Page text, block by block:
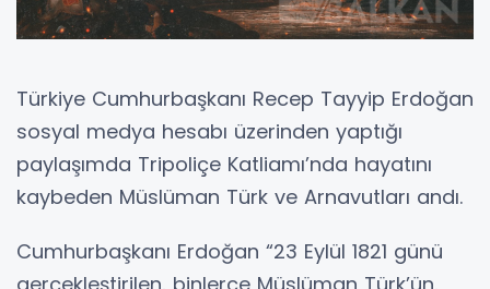
Türkiye Cumhurbaşkanı Recep Tayyip Erdoğan
sosyal medya hesabı üzerinden yaptığı
paylaşımda Tripoliçe Katliamı’nda hayatını
kaybeden Müslüman Türk ve Arnavutları andı.
Cumhurbaşkanı Erdoğan “23 Eylül 1821 günü